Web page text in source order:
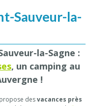
Sauveur-la-
la-Sagne :
, un camping au
!
desvacances près